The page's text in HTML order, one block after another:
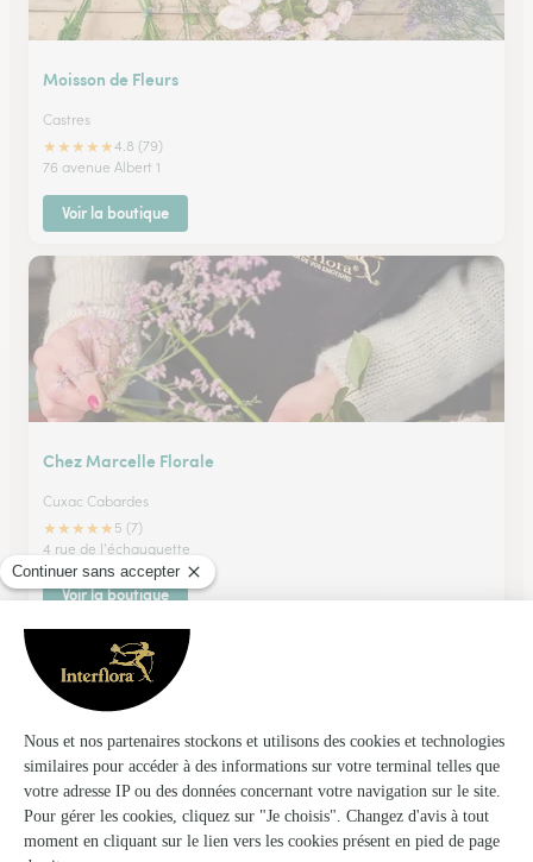
Moisson de Fleurs
Castres
★★★★★4.8 (79)
76 avenue Albert 1
Voir la boutique
Chez Marcelle Florale
Cuxac Cabardes
★★★★★ 5 (7)
4 rue de l'échauguette
Voir la boutique
Fleur Bleue